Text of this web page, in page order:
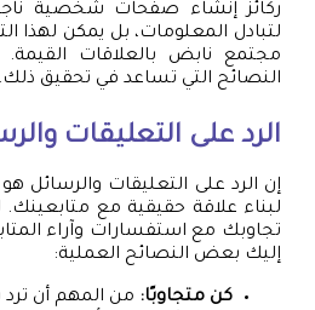
ركائز إنشاء صفحات شخصية
لتبادل المعلومات، بل يمكن لهذا
مجتمع نابض بالعلاقات
النصائح التي تساعد في تحقيق ذلك.
الرد على التعليقات
إن الرد على التعليقات والرسائل
لبناء علاقة حقيقية مع متابعينك.
تجاوبك مع استفسارات وآراء
إليك بعض النصائح العملية:
كن متجاوبًا: من المهم أن